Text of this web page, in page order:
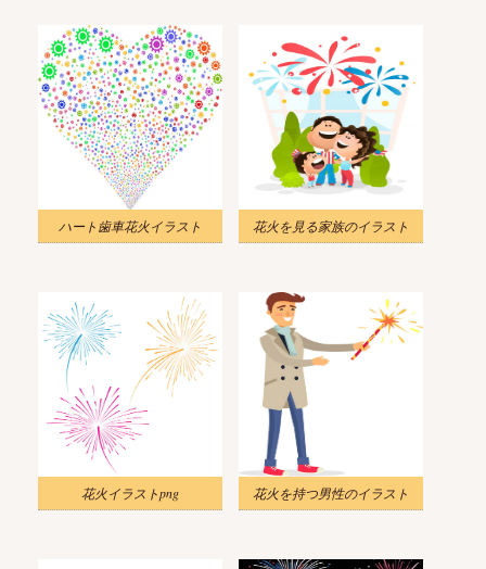
ハート歯車花火イラスト 花火を見る家族のイラスト
花火イラストpng 花火を持つ男性のイラスト